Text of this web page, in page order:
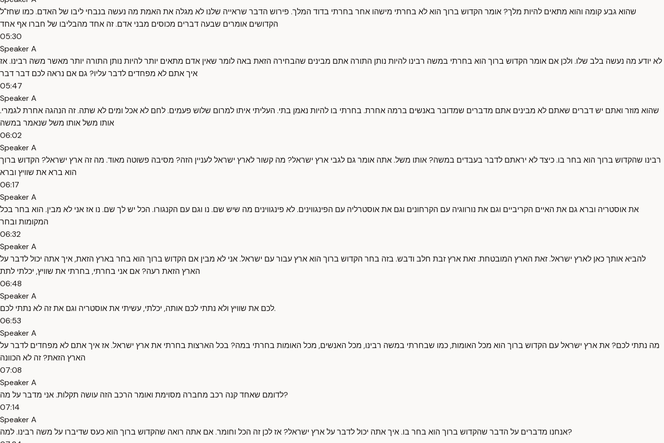
שהוא גבע קומה והוא מתאים להיות מלך? אומר הקדוש ברוך הוא לא בחרתי מישהו אחר בחרתי בדוד המלך. פירוש הדבר שראייה שלנו לא מגלה את האמת מה נעשה בנבחי ליבו של האדם. כמו שחז"ל
הקדושים אומרים שבעה דברים מכוסים מבני אדם. זה אחד מהבליבו של חברו אף אחד
05:30
Speaker A
לא יודע מה נעשה בלב שלו. ולכן אם אומר הקדוש ברוך הוא בחרתי במשה רבינו להיות נותן התורה אתם מבינים שהבחירה הזאת באה לומר שאין אדם מתאים יותר להיות נותן התורה יותר מאשר משה רבינו. אז
איך אתם לא מפחדים לדבר עליו? גם אם נראה לכם דבר דבר
05:47
Speaker A
שהוא מוזר ואתם יש דברים שאתם לא מבינים אתם מדברים שמדובר באנשים ברמה אחרת. בחרתי בו להיות נאמן בתי. העליתי איתו למרום שלוש פעמים. לחם לא אכל ומים לא שתה. זה הנהגה אחרת לגמרי.
אותו משל אותו משל שנאמר במשה
06:02
Speaker A
רבינו שהקדוש ברוך הוא בחר בו. כיצד לא יראתם לדבר בעבדים במשה? אותו משל. אתה אומר גם לגבי ארץ ישראל? מה קשור לארץ ישראל לעניין הזה? מסיבה פשוטה מאוד. מה זה ארץ ישראל? הקדוש ברוך
הוא ברא את שוויץ וברא
06:17
Speaker A
את אוסטריה וברא גם את האיים הקריביים וגם את נורווגיה עם הקרחונים וגם את אוסטרליה עם הפינגווינים. לא פינגווינים מה שיש שם. נו וגם עם הקנגורו. הכל יש לך שם. נו אז אני לא מבין. הוא בחר בכל
המקומות ובחר
06:32
Speaker A
להביא אותך כאן לארץ ישראל. זאת הארץ המובטחת. זאת ארץ זבת חלב ודבש. בזה בחר הקדוש ברוך הוא ארץ עבור עם ישראל. אני לא מבין אם הקדוש ברוך הוא בחר בארץ הזאת, איך אתה יכול לדבר על
הארץ הזאת רעה? אם אני בחרתי, בחרתי את שוויץ, יכלתי לתת
06:48
Speaker A
לכם את שוויץ ולא נתתי לכם אותה, יכלתי, עשיתי את אוסטריה וגם את זה לא נתתי לכם.
06:53
Speaker A
מה נתתי לכם? את ארץ ישראל עם הקדוש ברוך הוא מכל האומות, כמו שבחרתי במשה רבינו, מכל האנשים, מכל האומות בחרתי במה? בכל הארצות בחרתי את ארץ ישראל. אז איך אתם לא מפחדים לדבר על
הארץ הזאת? זה לא הכוונה
07:08
Speaker A
לדומם שאחד קנה רכב מחברה מסוימת ואומר הרכב הזה עושה תקלות. אני מדבר על מה?
07:14
Speaker A
אנחנו מדברים על הדבר שהקדוש ברוך הוא בחר בו. איך אתה יכול לדבר על ארץ ישראל? אז לכן זה הכל וחומר. אם אתה רואה שהקדוש ברוך הוא כעס שדיברו על משה רבינו. למה?